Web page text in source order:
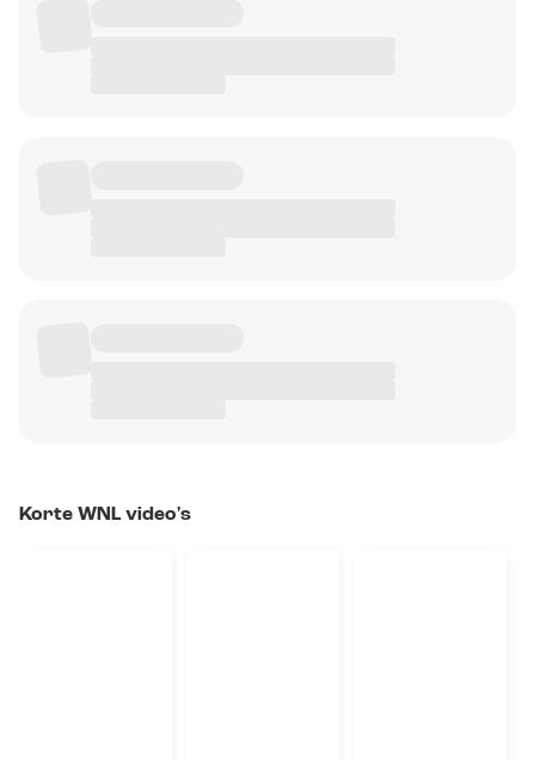
Korte WNL video's